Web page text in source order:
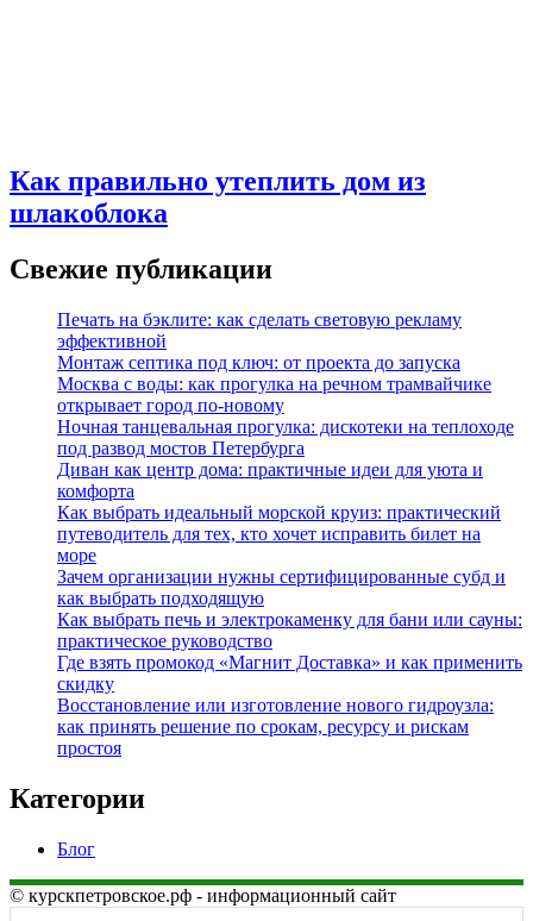
Как правильно утеплить дом из
шлакоблока
Свежие публикации
Печать на бэклите: как сделать световую рекламу
эффективной
Монтаж септика под ключ: от проекта до запуска
Москва с воды: как прогулка на речном трамвайчике
открывает город по‑новому
Ночная танцевальная прогулка: дискотеки на теплоходе
под развод мостов Петербурга
Диван как центр дома: практичные идеи для уюта и
комфорта
Как выбрать идеальный морской круиз: практический
путеводитель для тех, кто хочет исправить билет на
море
Зачем организации нужны сертифицированные субд и
как выбрать подходящую
Как выбрать печь и электрокаменку для бани или сауны:
практическое руководство
Где взять промокод «Магнит Доставка» и как применить
скидку
Восстановление или изготовление нового гидроузла:
как принять решение по срокам, ресурсу и рискам
простоя
Категории
Блог
© курскпетровское.рф - информационный сайт